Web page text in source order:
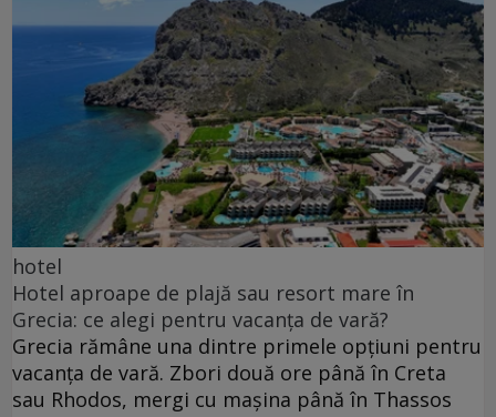
hotel
Hotel aproape de plajă sau resort mare în
Grecia: ce alegi pentru vacanța de vară?
Grecia rămâne una dintre primele opțiuni pentru
vacanța de vară. Zbori două ore până în Creta
sau Rhodos, mergi cu mașina până în Thassos